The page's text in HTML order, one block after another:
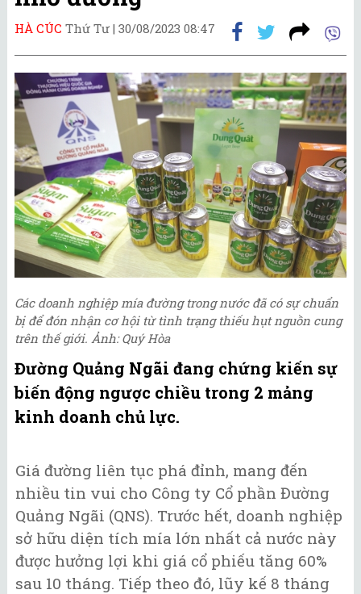
HÀ CÚC Thứ Tư | 30/08/2023 08:47
Các doanh nghiệp mía đường trong nước đã có sự chuẩn
bị để đón nhận cơ hội từ tình trạng thiếu hụt nguồn cung
trên thế giới. Ảnh: Quý Hòa
Đường Quảng Ngãi đang chứng kiến sự
biến động ngược chiều trong 2 mảng
kinh doanh chủ lực.
Giá đường liên tục phá đỉnh, mang đến
nhiều tin vui cho Công ty Cổ phần Đường
Quảng Ngãi (QNS). Trước hết, doanh nghiệp
sở hữu diện tích mía lớn nhất cả nước này
được hưởng lợi khi giá cổ phiếu tăng 60%
sau 10 tháng. Tiếp theo đó, lũy kế 8 tháng